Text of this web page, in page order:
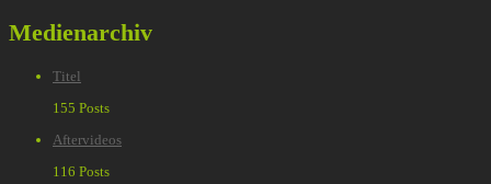
Medienarchiv
Titel
155 Posts
Aftervideos
116 Posts